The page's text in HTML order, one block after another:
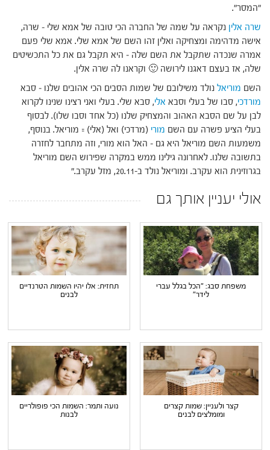
"המסר".
שרה אלין נקראה על שמה של החברה הכי טובה של אמא שלי – שרה,
אישה מדהימה ומצחיקה ואלין זהו השם של אמא שלי. אמא שלי פעם
אמרה שנכדה שתקבל את השם שלה – היא תקבל גם את כל התכשיטים
שלה, אז בעצם דאגנו לירושה 🙂 וקראנו לה שרה אלין.
השם מוריאל נולד משילובם של שמות הסבים הכי אהובים שלנו – סבא
מורדכי, סבו של בעלי וסבא אלי, סבא שלי. בעלי ואני רצינו שנינו לקרוא
לבן על שם הסבא האהוב והמצחיק שלנו (כל אחד וסבו שלו). לבסוף
בעלי הציע פשרה עם השם מורי (מרדכי) ואל (אלי) = מוריאל. בנוסף,
משמעות השם מוריאל היא גם – האל הוא מורי, וזה מתחבר לחזרה
בתשובה שלנו. לאחרונה גילינו ממש במקרה שפירוש השם מוריאל
בגרוזינית הוא עקרב. ומוריאל נולד ב-20.11, מזל עקרב."
אולי יעניין אותך גם
משפחת סבג: "הכל בגלל עברי
לידר"
תחזית: אלו יהיו השמות הטרנדיים
לבנים
קצר ולעניין: שמות קצרים
ומומלצים לבנים
נועה ותמר: השמות הכי פופולריים
לבנות